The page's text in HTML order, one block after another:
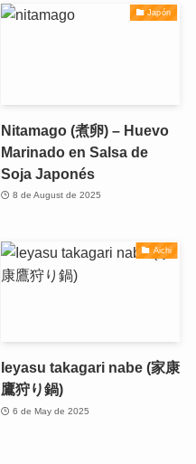
Japón
Nitamago (煮卵) – Huevo
Marinado en Salsa de
Soja Japonés
8 de August de 2025
Aichi
Ieyasu takagari nabe (家康
鷹狩り鍋)
6 de May de 2025